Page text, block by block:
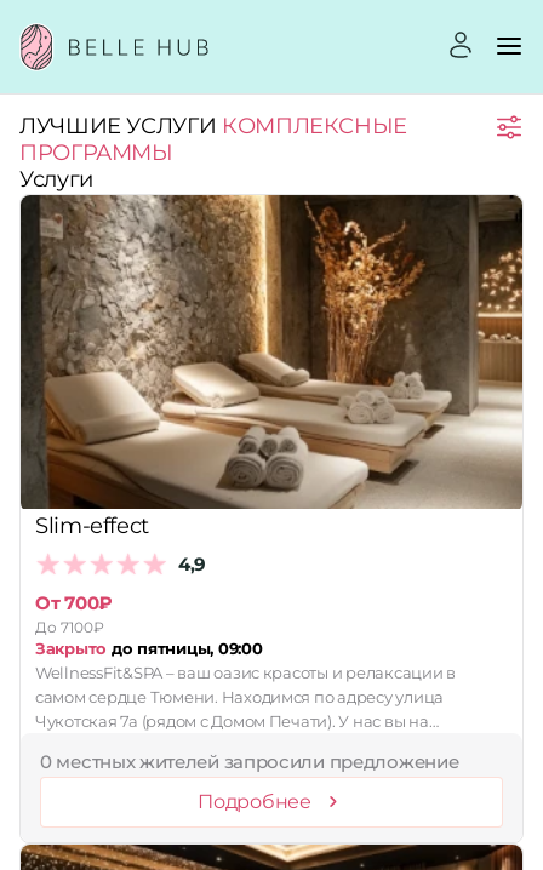
Город:
Категории:
Услуги:
Рейтинг:
Стоимость услуг:
Принимает сертификаты
Сбросить
ЛУЧШИЕ УСЛУГИ КОМПЛЕКСНЫЕ
ПРОГРАММЫ
Услуги
Slim-effect
4,9
От 700₽
До 7100₽
Закрыто до пятницы, 09:00
WellnessFit&SPA – ваш оазис красоты и релаксации в
самом сердце Тюмени. Находимся по адресу улица
Чукотская 7а (рядом с Домом Печати). У нас вы на…
0 местных жителей запросили предложение
Подробнее